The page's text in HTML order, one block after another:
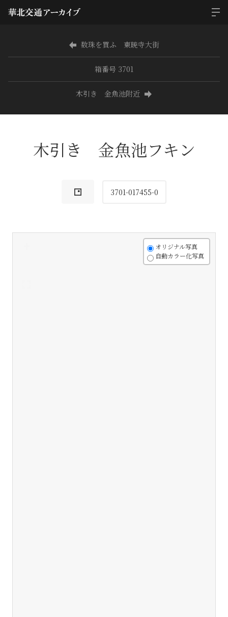
数珠を買ふ 東暁寺大街
箱番号 3701
木引き 金魚池附近
木引き 金魚池フキン
3701-017455-0
オリジナル写真
自動カラー化写真